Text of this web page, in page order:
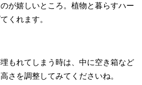
が嬉しいところ。植物と暮らすハー
くれます。
もれてしまう時は、中に空き箱など
さを調整してみてくださいね。